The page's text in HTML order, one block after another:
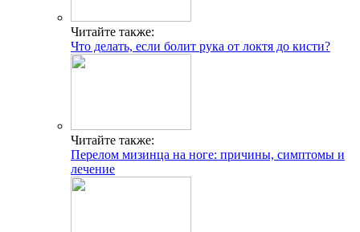
Читайте также:
Что делать, если болит рука от локтя до кисти?
Читайте также:
Перелом мизинца на ноге: причины, симптомы и
лечение